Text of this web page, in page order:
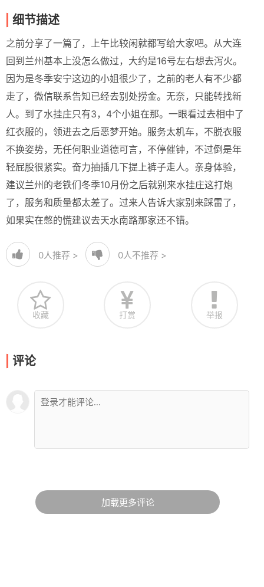
细节描述
之前分享了一篇了，上午比较闲就都写给大家吧。从大连
回到兰州基本上没怎么做过，大约是16号左右想去泻火。
因为是冬季安宁这边的小姐很少了，之前的老人有不少都
走了，微信联系告知已经去别处捞金。无奈，只能转找新
人。到了水挂庄只有3，4个小姐在那。一眼看过去相中了
红衣服的，领进去之后恶梦开始。服务太机车，不脱衣服
不换姿势，无任何职业道德可言，不停催钟，不过倒是年
轻屁股很紧实。奋力抽插几下提上裤子走人。亲身体验，
建议兰州的老铁们冬季10月份之后就别来水挂庄这打炮
了，服务和质量都太差了。过来人告诉大家别来踩雷了，
如果实在憋的慌建议去天水南路那家还不错。
0人推荐 > 0人不推荐 >
收藏 打赏 举报
评论
加载更多评论